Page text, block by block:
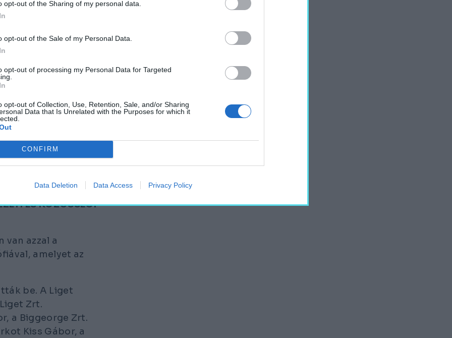
opt-out of the Sharing of my personal data.
opt-out of the Sale of my Personal Data.
opt-out of processing my Personal Data for Targeted
opt-out of Collection, Use, Retention, Sale, and/or Sharing
Data that Is Unrelated with the Purposes for which it
CONFIRM
Data Deletion Data Access Privacy Policy
tartották. Az első
a Városliget Zrt.
látható
tartott gálavacsorán
összevetésben pedig
2025. június
Lánszki Regő,
kiemelte:
AMELYEK NEMCSAK
ÉS KÖZÖSSÉGI
van azzal a
amelyet az
be. A Liget
Zrt.
a Biggeorge Zrt.
Kiss Gábor, a